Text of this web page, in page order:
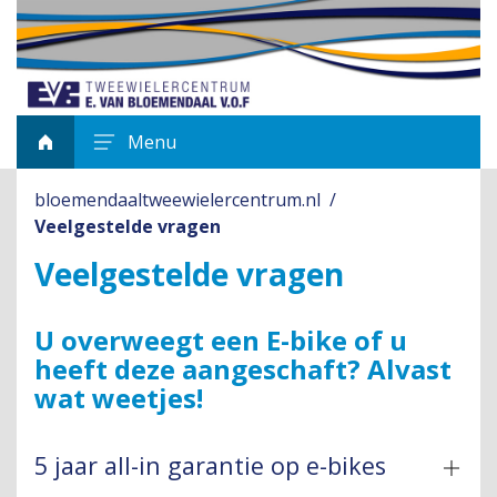
Menu
bloemendaaltweewielercentrum.nl
Veelgestelde vragen
Veelgestelde vragen
U overweegt een E-bike of u
heeft deze aangeschaft? Alvast
wat weetjes!
5 jaar all-in garantie op e-bikes